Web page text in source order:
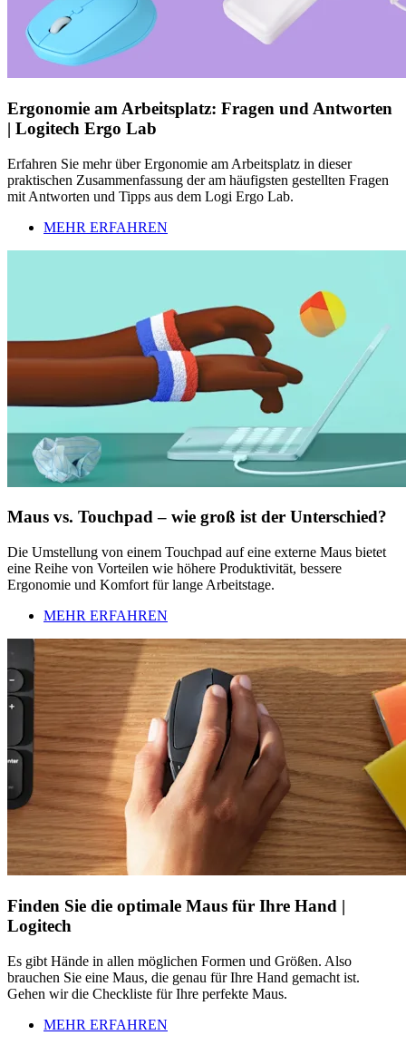
Ergonomie am Arbeitsplatz: Fragen und Antworten
| Logitech Ergo Lab
Erfahren Sie mehr über Ergonomie am Arbeitsplatz in dieser
praktischen Zusammenfassung der am häufigsten gestellten Fragen
mit Antworten und Tipps aus dem Logi Ergo Lab.
MEHR ERFAHREN
Maus vs. Touchpad – wie groß ist der Unterschied?
Die Umstellung von einem Touchpad auf eine externe Maus bietet
eine Reihe von Vorteilen wie höhere Produktivität, bessere
Ergonomie und Komfort für lange Arbeitstage.
MEHR ERFAHREN
Finden Sie die optimale Maus für Ihre Hand |
Logitech
Es gibt Hände in allen möglichen Formen und Größen. Also
brauchen Sie eine Maus, die genau für Ihre Hand gemacht ist.
Gehen wir die Checkliste für Ihre perfekte Maus.
MEHR ERFAHREN